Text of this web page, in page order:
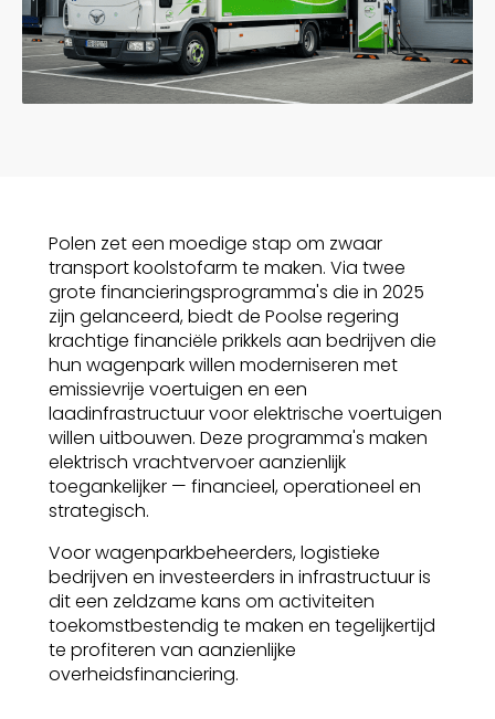
Polen zet een moedige stap om zwaar
transport koolstofarm te maken. Via twee
grote financieringsprogramma's die in 2025
zijn gelanceerd, biedt de Poolse regering
krachtige financiële prikkels aan bedrijven die
hun wagenpark willen moderniseren met
emissievrije voertuigen en een
laadinfrastructuur voor elektrische voertuigen
willen uitbouwen. Deze programma's maken
elektrisch vrachtvervoer aanzienlijk
toegankelijker — financieel, operationeel en
strategisch.
Voor wagenparkbeheerders, logistieke
bedrijven en investeerders in infrastructuur is
dit een zeldzame kans om activiteiten
toekomstbestendig te maken en tegelijkertijd
te profiteren van aanzienlijke
overheidsfinanciering.